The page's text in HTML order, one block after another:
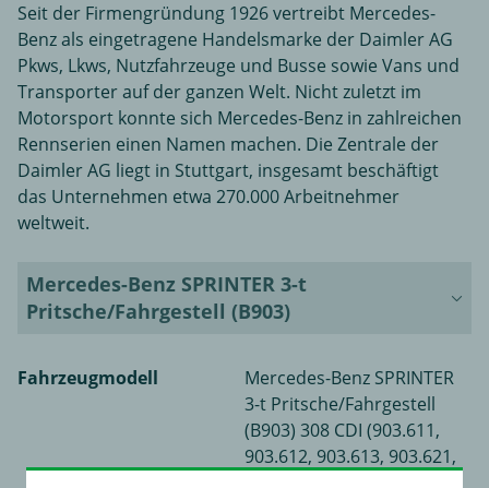
Seit der Firmengründung 1926 vertreibt Mercedes-
Benz als eingetragene Handelsmarke der Daimler AG
Pkws, Lkws, Nutzfahrzeuge und Busse sowie Vans und
Transporter auf der ganzen Welt. Nicht zuletzt im
Motorsport konnte sich Mercedes-Benz in zahlreichen
Rennserien einen Namen machen. Die Zentrale der
Daimler AG liegt in Stuttgart, insgesamt beschäftigt
das Unternehmen etwa 270.000 Arbeitnehmer
weltweit.
Mercedes-Benz SPRINTER 3-t
Pritsche/Fahrgestell (B903)
Fahrzeugmodell
Mercedes-Benz SPRINTER
3-t Pritsche/Fahrgestell
(B903) 308 CDI (903.611,
903.612, 903.613, 903.621,